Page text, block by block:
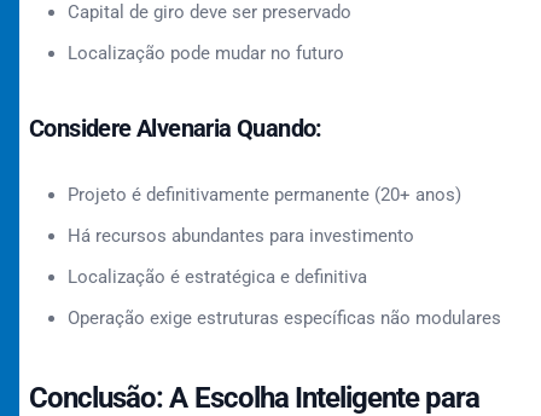
Capital de giro deve ser preservado
Localização pode mudar no futuro
Considere Alvenaria Quando:
Projeto é definitivamente permanente (20+ anos)
Há recursos abundantes para investimento
Localização é estratégica e definitiva
Operação exige estruturas específicas não modulares
Conclusão: A Escolha Inteligente para